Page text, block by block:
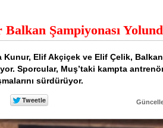
Şampiyonası
Kunur, Elif Akçiçek ve Elif Çelik,
Sporcular, Muş’taki kampta
sürdürüyor.